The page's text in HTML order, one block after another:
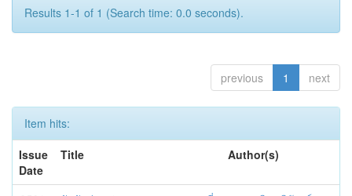
Results 1-1 of 1 (Search time: 0.0 seconds).
previous 1 next
Item hits:
Issue
Date
Title Author(s)